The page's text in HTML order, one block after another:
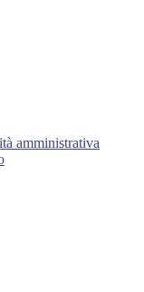
amministrativa